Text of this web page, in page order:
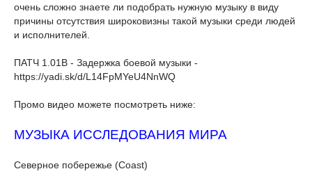
очень сложно знаете ли подобрать нужную музыку в виду
причины отсутствия широковизны такой музыки среди людей
и исполнителей.
ПАТЧ 1.01B - Задержка боевой музыки -
https://yadi.sk/d/L14FpMYeU4NnWQ
Промо видео можете посмотреть ниже:
МУЗЫКА ИССЛЕДОВАНИЯ МИРА
Северное побережье (Coast)